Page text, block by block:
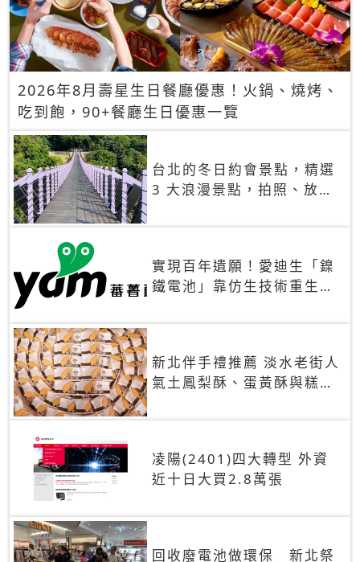
2026年8月壽星生日餐廳優惠！火鍋、燒烤、
吃到飽，90+餐廳生日優惠一覽
台北的冬日約會景點，精選
3 大浪漫景點，拍照、放閃
實現百年遺願！愛迪生「鎳
鐵電池」靠仿生技術重生
30年
新北伴手禮推薦 淡水老街人
氣土鳳梨酥、蛋黃酥與糕餅
凌陽(2401)四大轉型 外資
近十日大買2.8萬張
回收廢電池做環保 新北祭